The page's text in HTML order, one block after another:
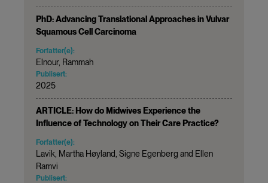
PhD: Advancing Translational Approaches in Vulvar
Squamous Cell Carcinoma
Forfatter(e):
Elnour, Rammah
Publisert:
2025
ARTICLE: How do Midwives Experience the
Influence of Technology on Their Care Practice?
Forfatter(e):
Lavik, Martha Høyland, Signe Egenberg and Ellen
Ramvi
Publisert: